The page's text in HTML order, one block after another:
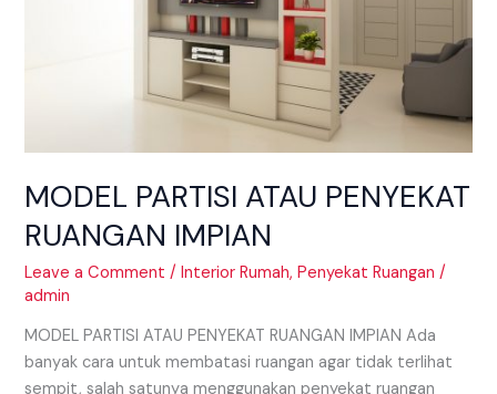
MODEL PARTISI ATAU PENYEKAT
RUANGAN IMPIAN
Leave a Comment /Interior Rumah,Penyekat Ruangan /
admin
MODEL PARTISI ATAU PENYEKAT RUANGAN IMPIAN Ada
banyak cara untuk membatasi ruangan agar tidak terlihat
sempit, salah satunya menggunakan penyekat ruangan